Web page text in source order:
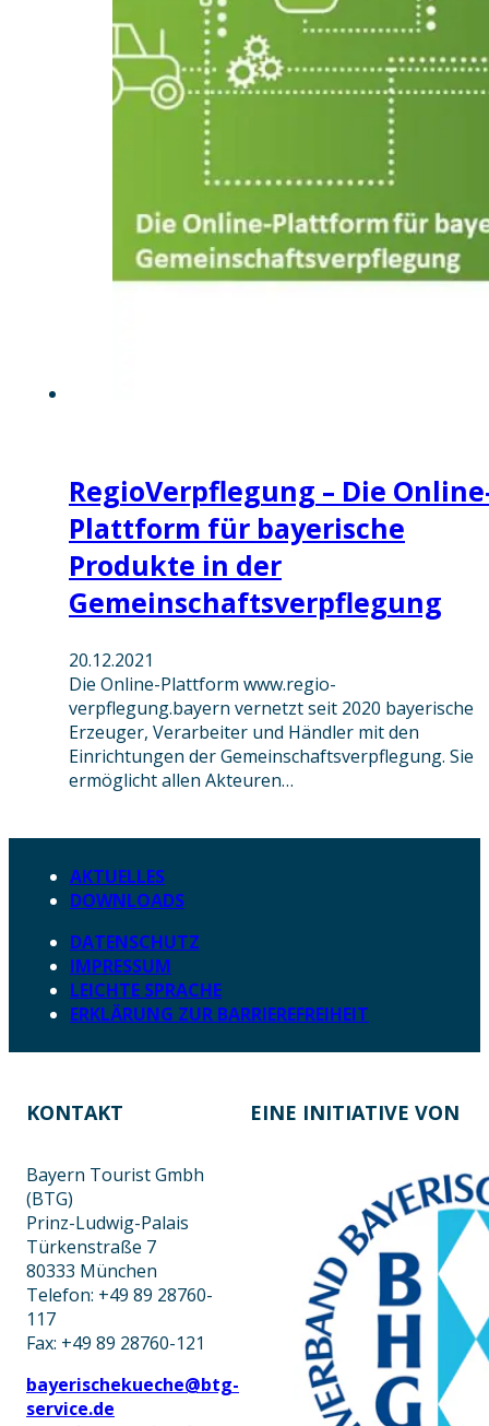
RegioVerpflegung – Die
Plattform für bayerische
Produkte in der
Gemeinschaftsverpflegung
20.12.2021
Die Online-Plattform www.regio-
verpflegung.bayern vernetzt seit 2020 bayerische
Erzeuger, Verarbeiter und Händler mit den
Einrichtungen der Gemeinschaftsverpflegung. Sie
ermöglicht allen Akteuren…
AKTUELLES
DOWNLOADS
DATENSCHUTZ
IMPRESSUM
LEICHTE SPRACHE
ERKLÄRUNG ZUR BARRIEREFREIHEIT
KONTAKT EINE INITIATIVE VON
Bayern Tourist Gmbh
(BTG)
Prinz-Ludwig-Palais
Türkenstraße 7
80333 München
Telefon: +49 89 28760-
117
Fax: +49 89 28760-121
bayerischekueche@btg-
service.de